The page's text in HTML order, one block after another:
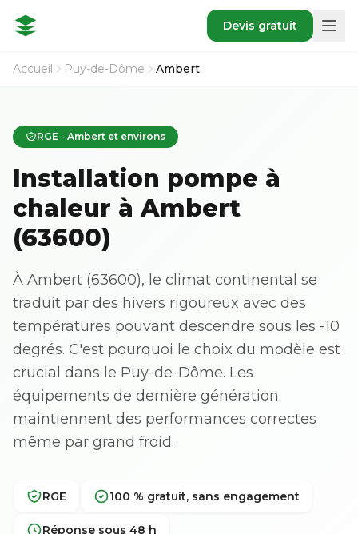
Devis gratuit
Accueil Puy-de-Dôme Ambert
RGE - Ambert et environs
Installation pompe à
chaleur à Ambert
(63600)
À Ambert (63600), le climat continental se
traduit par des hivers rigoureux avec des
températures pouvant descendre sous les -10
degrés. C'est pourquoi le choix du modèle est
crucial dans le Puy-de-Dôme. Les
équipements de dernière génération
maintiennent des performances correctes
même par grand froid.
RGE 100 % gratuit, sans engagement
Réponse sous 48 h